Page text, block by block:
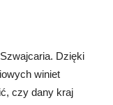
Dzięki
winiet
czy dany kraj